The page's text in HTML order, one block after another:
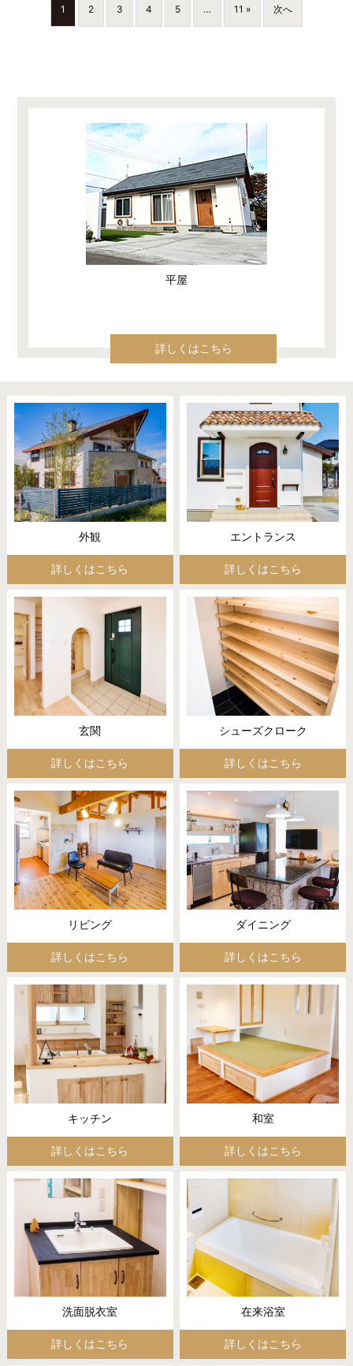
1 2 3 4 5 … 11 » 次へ
平屋
詳しくはこちら
外観
詳しくはこちら
エントランス
詳しくはこちら
玄関
詳しくはこちら
シューズクローク
詳しくはこちら
リビング
詳しくはこちら
ダイニング
詳しくはこちら
キッチン
詳しくはこちら
和室
詳しくはこちら
洗面脱衣室
詳しくはこちら
在来浴室
詳しくはこちら